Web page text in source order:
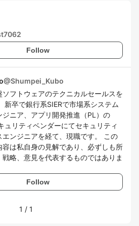
Follow
@Shumpei_Kubo
フトウェアのテクニカルセールスを
新卒で銀行系SIERで市場系システム
ジニア、アプリ開発推進（PL）の
ュリティベンダーにてセキュリティ
エンジニアを経て、現職です。 この
容は私自身の見解であり、必ずしも所
戦略、意見を代表するものではありま
Follow
1 / 1